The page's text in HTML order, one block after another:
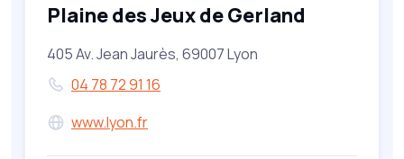
Plaine des Jeux de Gerland
405 Av. Jean Jaurès, 69007 Lyon
04 78 72 91 16
www.lyon.fr